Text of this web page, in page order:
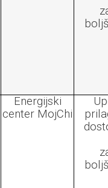
Energijski
center MojChi